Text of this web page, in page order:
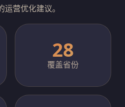
营优化建议。
28
覆盖省份